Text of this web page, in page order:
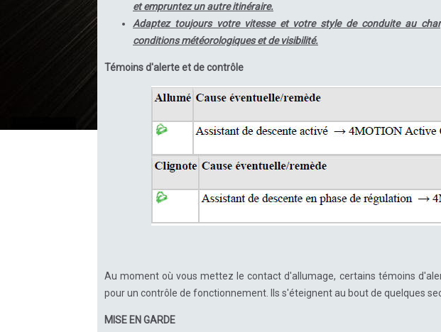
et empruntez un autre itinéraire.
Adaptez toujours votre vitesse et votre style de conduite au
conditions météorologiques et de visibilité.
Témoins d'alerte et de contrôle
Au moment où vous mettez le contact d'allumage, certains témoins
pour un contrôle de fonctionnement. Ils s'éteignent au bout de quelques
MISE EN GARDE